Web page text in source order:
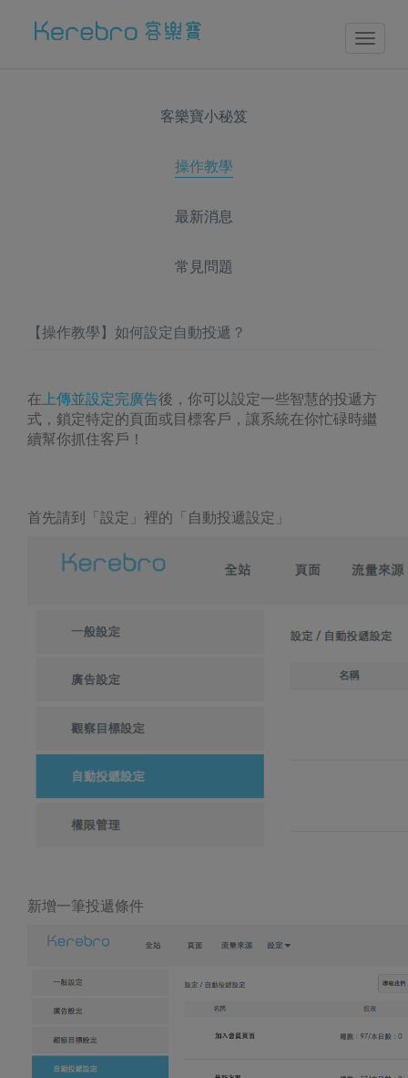
客樂寶小秘笈
操作教學
最新消息
常見問題
【操作教學】如何設定自動投遞？
在上傳並設定完廣告後，你可以設定一些智慧的投遞方
式，鎖定特定的頁面或目標客戶，讓系統在你忙碌時繼
續幫你抓住客戶！
首先請到「設定」裡的「自動投遞設定」
新增一筆投遞條件